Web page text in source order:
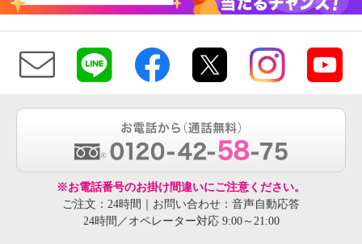
※お電話番号のお掛け間違いにご注意ください。
ご注文：24時間｜お問い合わせ：音声自動応答
24時間／オペレーター対応 9:00～21:00